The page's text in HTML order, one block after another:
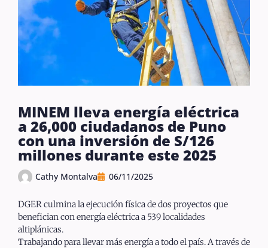
MINEM lleva energía eléctrica
a 26,000 ciudadanos de Puno
con una inversión de S/126
millones durante este 2025
Cathy Montalva 06/11/2025
DGER culmina la ejecución física de dos proyectos que
benefician con energía eléctrica a 539 localidades
altiplánicas.
Trabajando para llevar más energía a todo el país. A través de